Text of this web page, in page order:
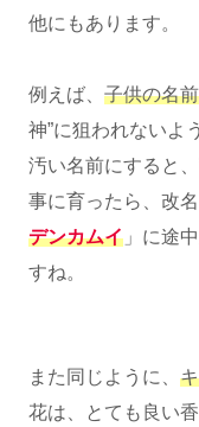
他にもあります。
例えば、 子供の名前
神”に狙われないよ
汚い名前にすると
事に育ったら、改
デンカムイ 」に途
すね。
また同じように、
花は、とても良い